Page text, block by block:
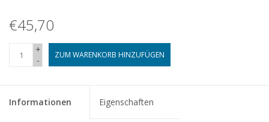
€45,70
+
-
ZUM WARENKORB HINZUFÜGEN
Informationen Eigenschaften